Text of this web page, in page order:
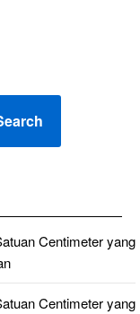
Centimeter yang
Centimeter yang